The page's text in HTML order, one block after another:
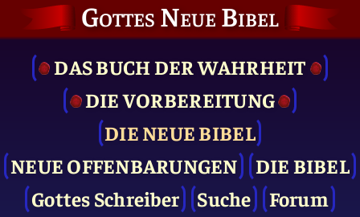
Gottes Neue Bibel
DAS BUCH DER WAHRHEIT
DIE VOR­BEREITUNG
DIE NEUE BIBEL
NEUE OFFENBARUNGEN
DIE BIBEL
Gottes Schreiber
Suche
Forum